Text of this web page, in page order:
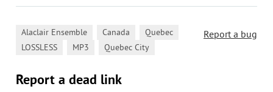
Report a bug
Alaclair Ensemble Canada Quebec
LOSSLESS MP3 Quebec City
Report a dead link